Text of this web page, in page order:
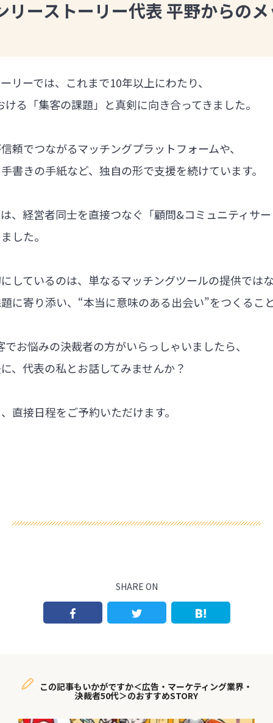
リーストーリー代表 平野からの
リーでは、これまで10年以上にわたり、
る「集客の課題」と真剣に向き合ってきました。
頼でつながるマッチングプラットフォームや、
書きの手紙など、独自の形で支援を続けています。
、経営者同士を直接つなぐ「顧問&コミュニティサ
した。
しているのは、単なるマッチングツールの提供では
に寄り添い、“本当に意味のある出会い”をつくるこ
お悩みの決裁者の方がいらっしゃいましたら、
、代表の私とお話してみませんか？
直接日程をご予約いただけます。
SHARE ON
この記事もいかがですか＜広告・マーケティング業界・
決裁者50代＞のおすすめSTORY